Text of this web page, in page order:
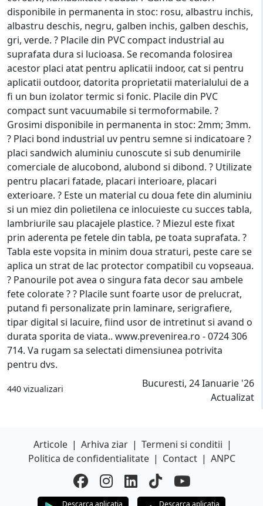
disponibile in permanenta in stoc: rosu, albastru inchis,
albastru deschis, negru, galben inchis, galben deschis,
gri, verde. ? Placile din PVC compact industrial au
suprafata dura si lucioasa. Se recomanda folosirea
acestor placi atat pentru aplicatii indoor, cat si pentru
aplicatii outdoor, datorita proprietatii materialului de a
fi un bun izolator termic si fonic. Placile din PVC
compact sunt vacuumabile si termoformabile. ?
Grosimi disponibile in permanenta in stoc: 2mm; 3mm.
? Placi bond industrial uv pentru semne si indicatoare ?
placi sandwich aluminiu cunoscute si sub denumirile
comerciale de alucobond, alubond si dibond. ? Utilizate
pentru placari fatade, placari interioare, placari
exterioare. ? Este un material cu doua fete din aluminiu
si un miez din polietilena ce inlocuieste cu succes tabla,
lambriurile sau placajele plastice. ? Miezul este fixat
prin aderenta pe fetele din tabla, pe toata suprafata. ?
Tabla este vopsita in minim doua straturi, peste care se
aplica un strat de lac protector compatibil cu vopseaua.
? Panourile pot avea o singura fata decor sau ambele
fete colorate ? ? Placile sunt foarte usor de prelucrat,
putand fi personalizate prin laminare, serigrafiere,
tipar digital si lacuire, fiind usor de intretinut si avand o
durata sporita de viata.. www.prevenirea.ro - 0724 306
714. Va rugam sa selectati dimensiunea potrivita
pentru dvs.
440 vizualizari
Bucuresti, 24 Ianuarie '26
Actualizat
Articole | Arhiva ziar | Termeni si conditii |
Politica de confidentialitate | Contact | ANPC
Descarca aplicatia Descarca aplicatia